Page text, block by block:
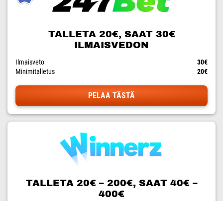
TALLETA 20€, SAAT 30€
ILMAISVEDON
Ilmaisveto
30€
Minimitalletus
20€
PELAA TÄSTÄ
TALLETA 20€ – 200€, SAAT 40€ –
400€